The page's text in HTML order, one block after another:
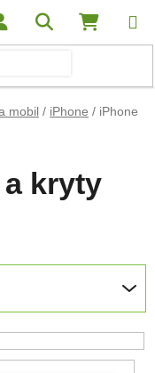
Hľadať
mobil / iPhone / iPhone
kryty